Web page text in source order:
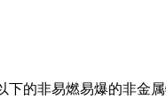
的非易燃易爆的非金